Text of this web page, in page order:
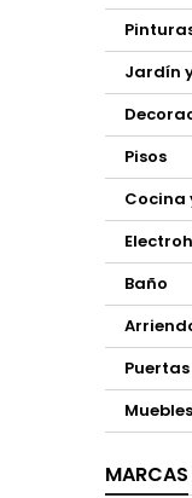
Jardín
Pisos
Cocina
Baño
Muebles
MARCAS